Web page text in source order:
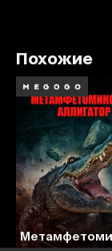
Похожие
3.4